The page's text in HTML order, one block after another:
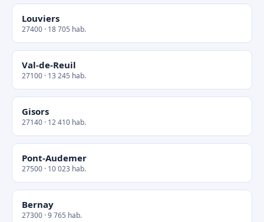
Louviers
27400 · 18 705 hab.
Val-de-Reuil
27100 · 13 245 hab.
Gisors
27140 · 12 410 hab.
Pont-Audemer
27500 · 10 023 hab.
Bernay
27300 · 9 765 hab.